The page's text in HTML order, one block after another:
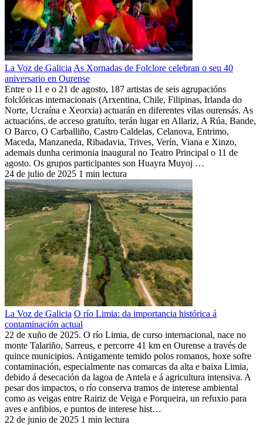
La Voz de Galicia As Xornadas de Folclore celebran o seu 40
aniversario en Ourense
Entre o 11 e o 21 de agosto, 187 artistas de seis agrupacións
folclóricas internacionais (Arxentina, Chile, Filipinas, Irlanda do
Norte, Ucraína e Xeorxia) actuarán en diferentes vilas ourensás. As
actuacións, de acceso gratuíto, terán lugar en Allariz, A Rúa, Bande,
O Barco, O Carballiño, Castro Caldelas, Celanova, Entrimo,
Maceda, Manzaneda, Ribadavia, Trives, Verín, Viana e Xinzo,
ademais dunha cerimonia inaugural no Teatro Principal o 11 de
agosto. Os grupos participantes son Huayra Muyoj …
24 de julio de 2025 1 min lectura
La Voz de Galicia O río Limia: da importancia histórica á
contaminación actual
22 de xuño de 2025. O río Limia, de curso internacional, nace no
monte Talariño, Sarreus, e percorre 41 km en Ourense a través de
quince municipios. Antigamente temido polos romanos, hoxe sofre
contaminación, especialmente nas comarcas da alta e baixa Limia,
debido á desecación da lagoa de Antela e á agricultura intensiva. A
pesar dos impactos, o río conserva tramos de interese ambiental
como as veigas entre Rairiz de Veiga e Porqueira, un refuxio para
aves e anfibios, e puntos de interese hist…
22 de junio de 2025 1 min lectura